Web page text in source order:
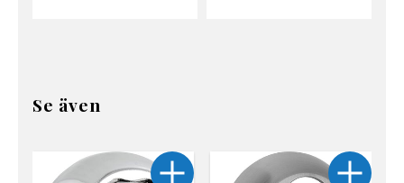
Se även